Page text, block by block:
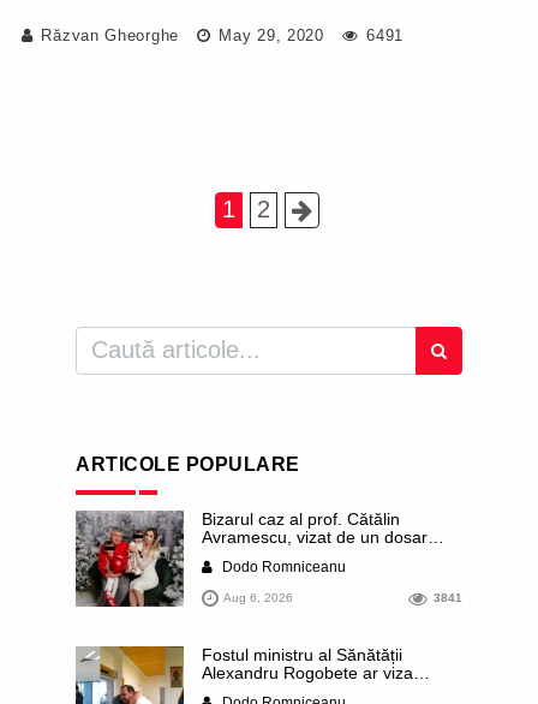
Răzvan Gheorghe May 29, 2020 6491
1 2
ARTICOLE POPULARE
Bizarul caz al prof. Cătălin
Avramescu, vizat de un dosar
infantilă”. Miroase a execuție
stalinistă. Cea mai imundă parte a
presei publică inclusiv documente
dezvăluite date ultra-personale
ale profesorului, inclusiv
diagnostice și tratamente
Dodo Romniceanu
Aug 6, 2026 3841
Fostul ministru al Sănătății
Alexandru Rogobete ar viza